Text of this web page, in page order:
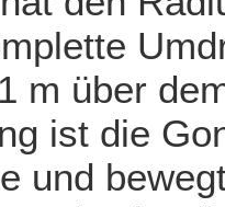
m über
ist die
und